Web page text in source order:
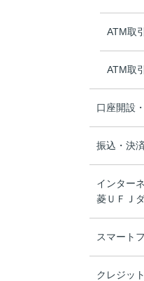
ATM取
ATM取
口座開設
振込・決
インター
菱ＵＦＪ
スマート
クレジッ